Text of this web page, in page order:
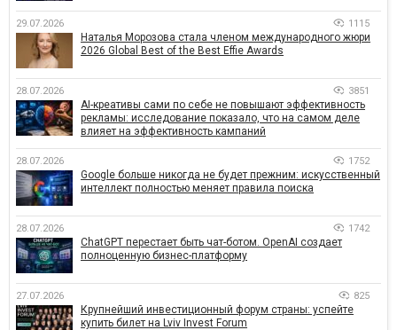
29.07.2026 1115
Наталья Морозова стала членом международного жюри
2026 Global Best of the Best Effie Awards
28.07.2026 3851
AI-креативы сами по себе не повышают эффективность
рекламы: исследование показало, что на самом деле
влияет на эффективность кампаний
28.07.2026 1752
Google больше никогда не будет прежним: искусственный
интеллект полностью меняет правила поиска
28.07.2026 1742
ChatGPT перестает быть чат-ботом. OpenAI создает
полноценную бизнес-платформу
27.07.2026 825
Крупнейший инвестиционный форум страны: успейте
купить билет на Lviv Invest Forum